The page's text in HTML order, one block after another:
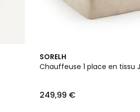
SORELH
Chauffeuse 1 place en tissu
249,99 €
4
/
6
Couleurs